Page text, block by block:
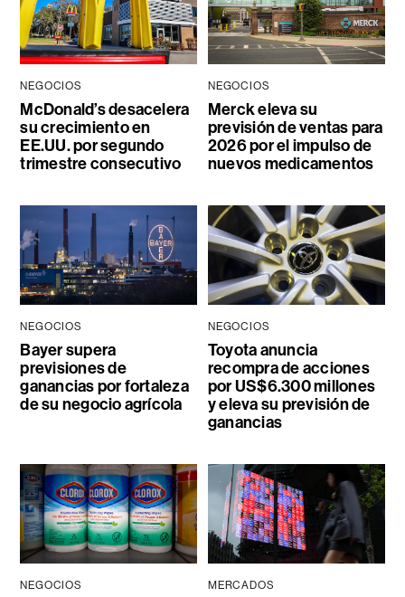
NEGOCIOS
McDonald’s desacelera
su crecimiento en
EE.UU. por segundo
trimestre consecutivo
NEGOCIOS
Merck eleva su
previsión de ventas para
2026 por el impulso de
nuevos medicamentos
NEGOCIOS
Bayer supera
previsiones de
ganancias por fortaleza
de su negocio agrícola
NEGOCIOS
Toyota anuncia
recompra de acciones
por US$6.300 millones
y eleva su previsión de
ganancias
NEGOCIOS MERCADOS